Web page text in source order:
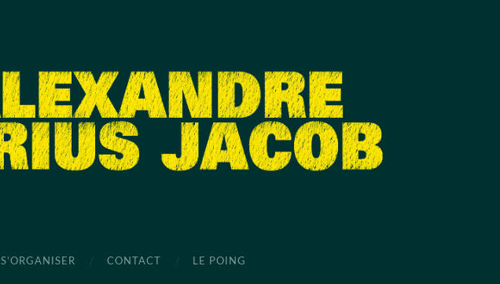
S’ORGANISER CONTACT LE POING